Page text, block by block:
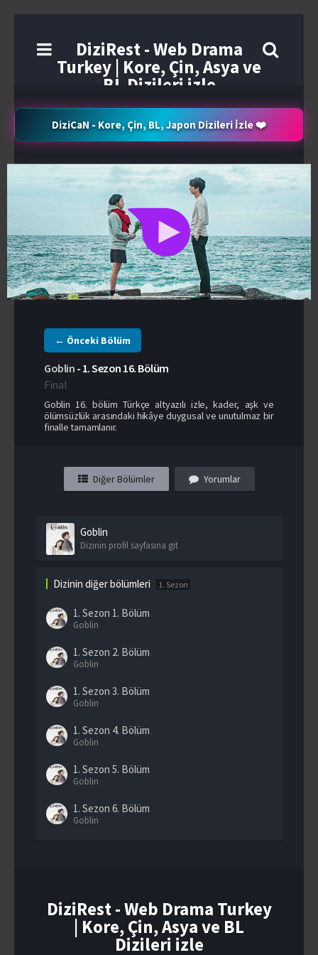
DiziRest - Web Drama
Turkey | Kore, Çin, Asya ve
BL Dizileri izle
DiziCaN - Kore, Çin, BL, Japon Dizileri İzle ❤️
← Önceki Bölüm
Goblin - 1. Sezon 16. Bölüm
Final
Goblin 16. bölüm Türkçe altyazılı izle, kader, aşk ve
ölümsüzlük arasındaki hikâye duygusal ve unutulmaz bir
finalle tamamlanır.
Diğer Bölümler Yorumlar
Goblin
Dizinin profil sayfasına git
Dizinin diğer bölümleri 1. Sezon
1. Sezon 1. Bölüm
Goblin
1. Sezon 2. Bölüm
Goblin
1. Sezon 3. Bölüm
Goblin
1. Sezon 4. Bölüm
Goblin
1. Sezon 5. Bölüm
Goblin
1. Sezon 6. Bölüm
Goblin
1. Sezon9. Bölüm
Goblin
DiziRest - Web Drama Turkey
| Kore, Çin, Asya ve BL
Dizileri izle